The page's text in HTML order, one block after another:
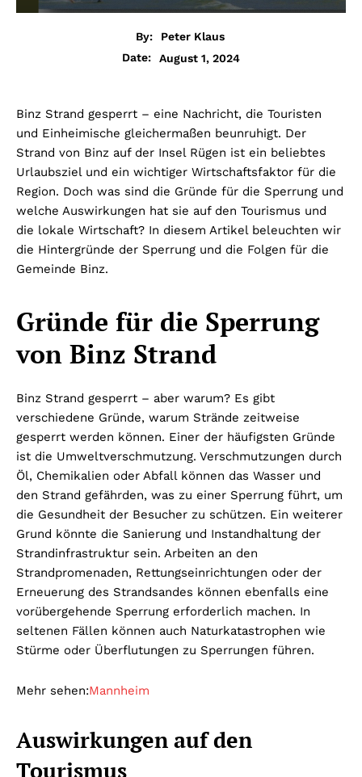
By:
Peter Klaus
Date:
August 1, 2024
Binz Strand gesperrt – eine Nachricht, die Touristen
und Einheimische gleichermaßen beunruhigt. Der
Strand von Binz auf der Insel Rügen ist ein beliebtes
Urlaubsziel und ein wichtiger Wirtschaftsfaktor für die
Region. Doch was sind die Gründe für die Sperrung und
welche Auswirkungen hat sie auf den Tourismus und
die lokale Wirtschaft? In diesem Artikel beleuchten wir
die Hintergründe der Sperrung und die Folgen für die
Gemeinde Binz.
Gründe für die Sperrung
von Binz Strand
Binz Strand gesperrt – aber warum? Es gibt
verschiedene Gründe, warum Strände zeitweise
gesperrt werden können. Einer der häufigsten Gründe
ist die Umweltverschmutzung. Verschmutzungen durch
Öl, Chemikalien oder Abfall können das Wasser und
den Strand gefährden, was zu einer Sperrung führt, um
die Gesundheit der Besucher zu schützen. Ein weiterer
Grund könnte die Sanierung und Instandhaltung der
Strandinfrastruktur sein. Arbeiten an den
Strandpromenaden, Rettungseinrichtungen oder der
Erneuerung des Strandsandes können ebenfalls eine
vorübergehende Sperrung erforderlich machen. In
seltenen Fällen können auch Naturkatastrophen wie
Stürme oder Überflutungen zu Sperrungen führen.
Mehr sehen:Mannheim
Auswirkungen auf den
Tourismus